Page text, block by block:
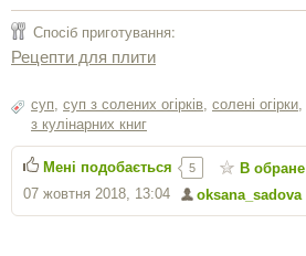
Спосіб приготування:
Рецепти для плити
суп суп з солених огірків солені огірки
з кулінарних книг
oksana_sadova
07 жовтня 2018, 13:04
Мені подобається 5 В обране